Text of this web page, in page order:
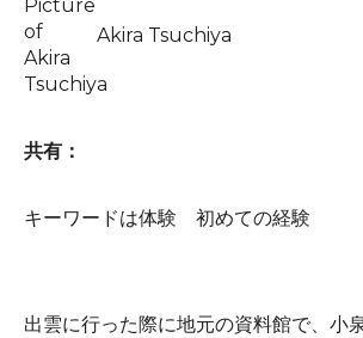
Akira Tsuchiya
共有：
キーワードは体験 初めての経験
出雲に行った際に地元の資料館で、小